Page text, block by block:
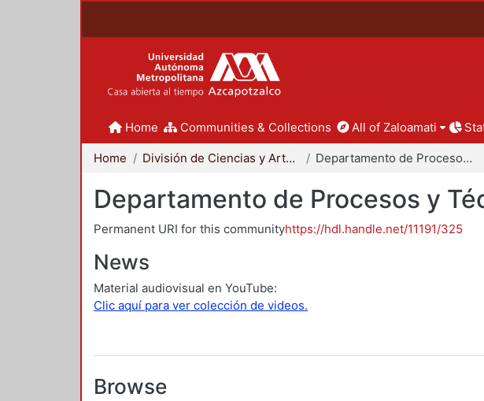
Home Communities & Collections All of Zaloamati
Home División de Ciencias y Artes para el Diseño Departamento de Procesos y Técnicas de Realización
Departamento de Procesos y
Permanent URI for this communityhttps://hdl.handle.net/11191/325
News
Material audiovisual en YouTube:
Clic aquí para ver colección de videos.
Browse